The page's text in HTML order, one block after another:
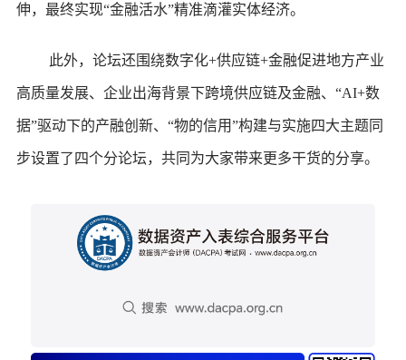
伸，最终实现“金融活水”精准滴灌实体经济。
此外，论坛还围绕数字化+供应链+金融促进地方产业
高质量发展、企业出海背景下跨境供应链及金融、“AI+数
据”驱动下的产融创新、“物的信用”构建与实施四大主题同
步设置了四个分论坛，共同为大家带来更多干货的分享。